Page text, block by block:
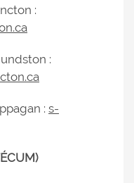
:
:
: s-